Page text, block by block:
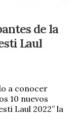
de la
Laul
a conocer
10 nuevos
Laul 2022” la